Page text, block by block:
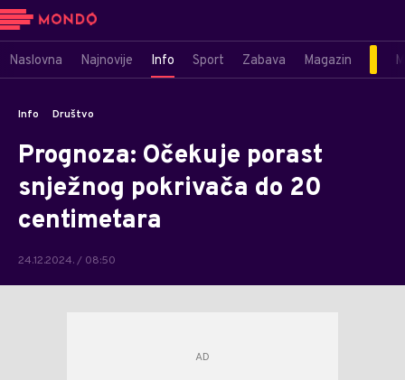
Naslovna Najnovije Info Sport Zabava Magazin
Info Društvo
Prognoza: Očekuje porast
snježnog pokrivača do 20
centimetara
24.12.2024. / 08:50